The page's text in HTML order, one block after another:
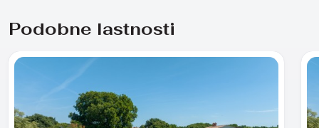
Podobne lastnosti